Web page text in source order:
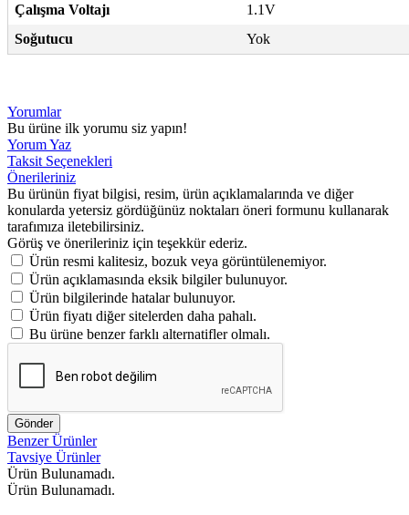
Çalışma Voltajı
1.1V
Soğutucu
Yok
Yorumlar
Bu ürüne ilk yorumu siz yapın!
Yorum Yaz
Taksit Seçenekleri
Önerileriniz
Bu ürünün fiyat bilgisi, resim, ürün açıklamalarında ve diğer
konularda yetersiz gördüğünüz noktaları öneri formunu kullanarak
tarafımıza iletebilirsiniz.
Görüş ve önerileriniz için teşekkür ederiz.
Ürün resmi kalitesiz, bozuk veya görüntülenemiyor.
Ürün açıklamasında eksik bilgiler bulunuyor.
Ürün bilgilerinde hatalar bulunuyor.
Ürün fiyatı diğer sitelerden daha pahalı.
Bu ürüne benzer farklı alternatifler olmalı.
Gönder
Benzer Ürünler
Tavsiye Ürünler
Ürün Bulunamadı.
Ürün Bulunamadı.